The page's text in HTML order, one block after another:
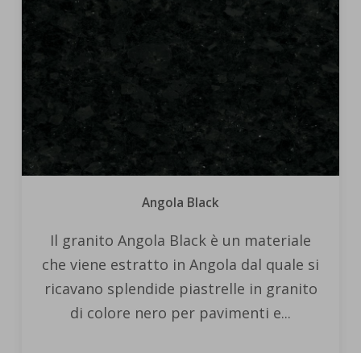
Angola Black
Il granito Angola Black è un materiale
che viene estratto in Angola dal quale si
ricavano splendide piastrelle in granito
di colore nero per pavimenti e...